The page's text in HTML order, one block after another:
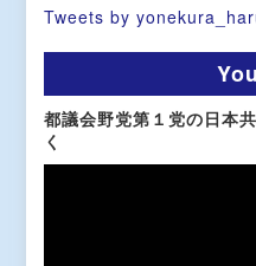
Tweets by
都議会野党第１党の日本
く